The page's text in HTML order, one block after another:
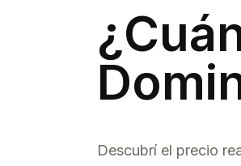
Descubrí el precio